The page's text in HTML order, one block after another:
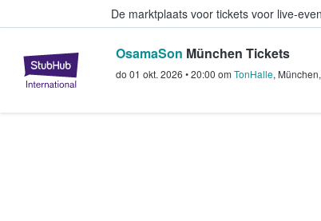
De marktplaats voor tickets voor live-
StubHub: waar fans tickets
OsamaSon München Tickets
do 01 okt. 2026 •20:00 om TonHalle, München,